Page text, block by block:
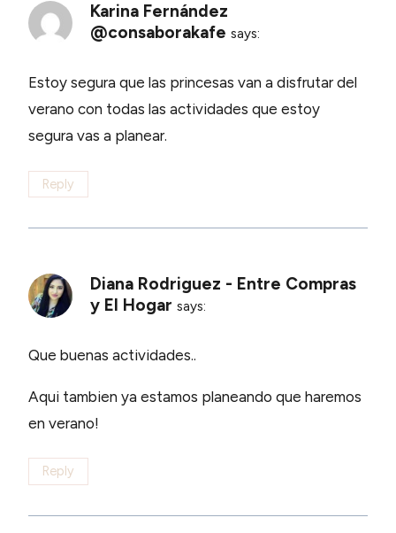
Karina Fernández
@consaborakafe says:
Estoy segura que las princesas van a disfrutar del
verano con todas las actividades que estoy
segura vas a planear.
Reply
Diana Rodriguez - Entre Compras
y El Hogar says:
Que buenas actividades..
Aqui tambien ya estamos planeando que haremos
en verano!
Reply